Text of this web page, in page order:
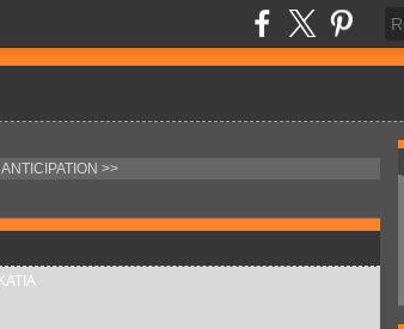
ANTICIPATION >>